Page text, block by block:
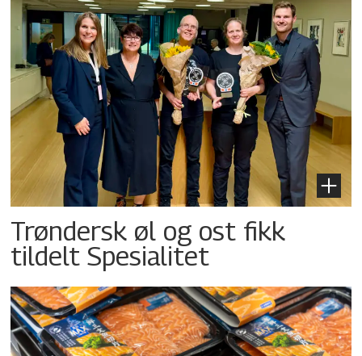
Trøndersk øl og ost fikk
tildelt Spesialitet